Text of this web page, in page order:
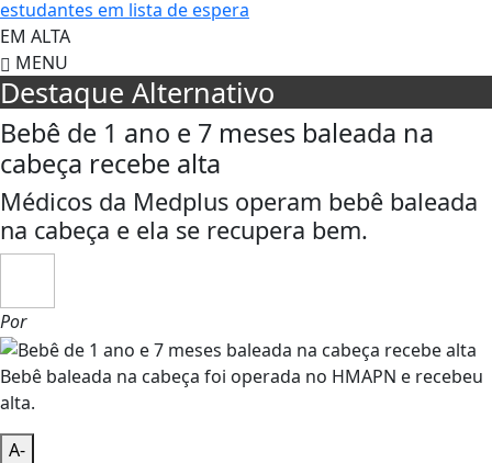
estudantes em lista de espera
EM ALTA
MENU
Destaque Alternativo
Bebê de 1 ano e 7 meses baleada na
cabeça recebe alta
Médicos da Medplus operam bebê baleada
na cabeça e ela se recupera bem.
Por
Bebê baleada na cabeça foi operada no HMAPN e recebeu
alta.
A-